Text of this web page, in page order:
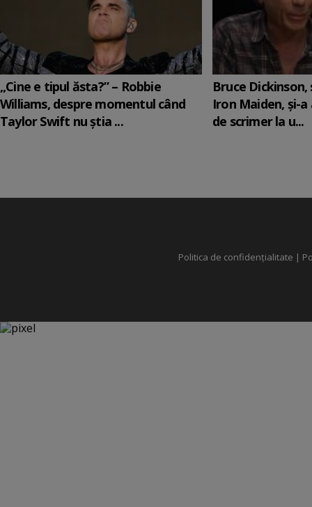
„Cine e tipul ăsta?” – Robbie
Williams, despre momentul când
Taylor Swift nu știa ...
Bruce
Iron Maiden, şi-
de scrimer la u...
Politica de confidențialitate |